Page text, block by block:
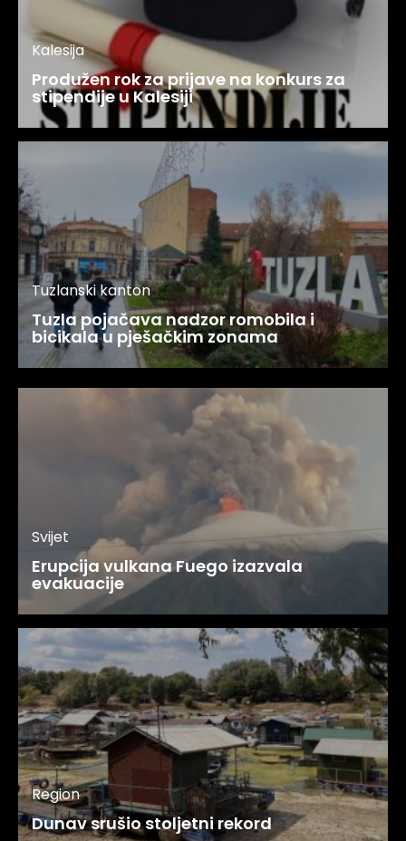
Kalesija
Produžen rok za prijave na konkurs za
stipendije u Kalesiji
Tuzlanski kanton
Tuzla pojačava nadzor romobila i
bicikala u pješačkim zonama
Svijet
Erupcija vulkana Fuego izazvala
evakuacije
Region
Dunav srušio stoljetni rekord